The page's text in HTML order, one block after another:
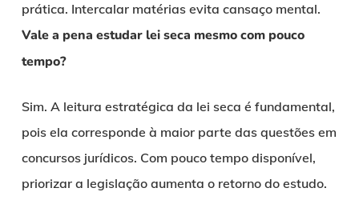
prática. Intercalar matérias evita cansaço mental.
Vale a pena estudar lei seca mesmo com pouco
tempo?
Sim. A leitura estratégica da lei seca é fundamental,
pois ela corresponde à maior parte das questões em
concursos jurídicos. Com pouco tempo disponível,
priorizar a legislação aumenta o retorno do estudo.